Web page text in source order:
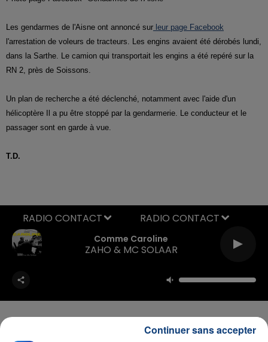
Les gendarmes de l'Aisne ont annoncé sur leur page Facebook
l'arrestation de voleurs de tracteurs. Les engins avaient été dérobés lundi,
dans la Sarthe. Le camion qui transportait les engins a été repéré sur la
RN 2, près de Soissons.
Un plan de recherche a été déclenché, notamment avec l'aide d'un
hélicoptère Il a pu être stoppé par la gendarmerie. Le conducteur et le
passager sont en garde à vue.
T.D.
Comme Caroline
ZAHO & MC SOLAAR
RADIO CONTACT
Continuer sans accepter